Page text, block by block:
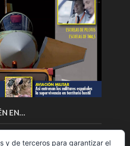
EN…
y de terceros para garantizar el